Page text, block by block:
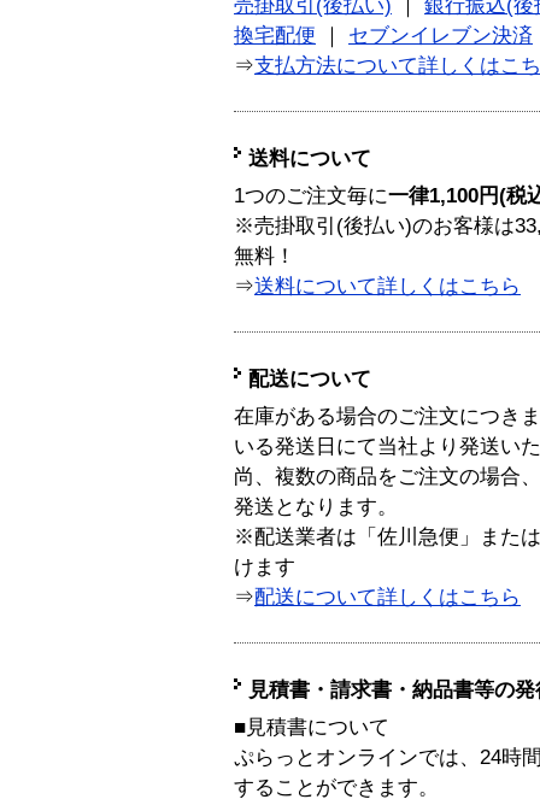
売掛取引(後払い)
銀行振込(後
換宅配便
セブンイレブン決済
⇒支払方法について詳しくはこ
送料について
1つのご注文毎に一律1,100円(税
※売掛取引(後払い)のお客様は
無料！
⇒送料について詳しくはこちら
配送について
在庫がある場合のご注文につき
いる発送日にて当社より発送い
尚、複数の商品をご注文の場合
発送となります。
※配送業者は「佐川急便」また
けます
⇒配送について詳しくはこちら
見積書・請求書・納品書等の
■見積書について
ぷらっとオンラインでは、24時
することができます。